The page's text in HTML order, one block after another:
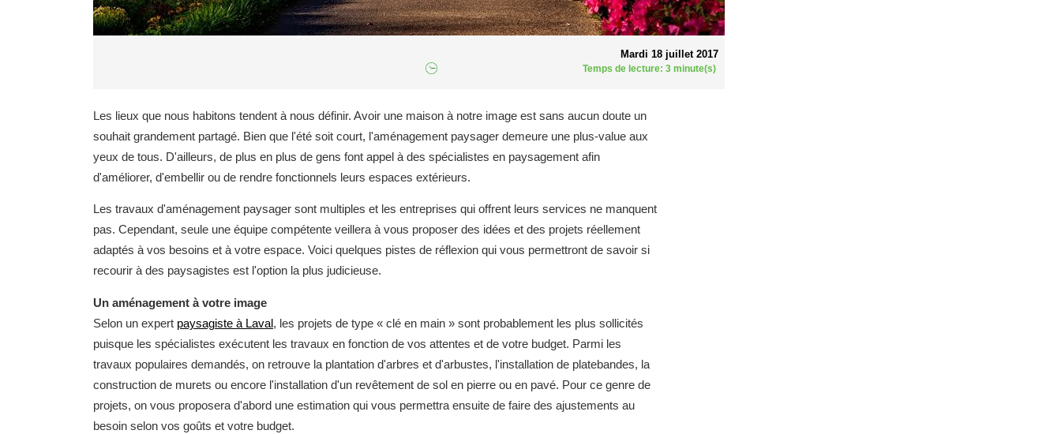
Mardi 18 juillet 2017
Temps de lecture: 3 minute(s)
Les lieux que nous habitons tendent à nous définir. Avoir une maison à notre image est sans aucun doute un
souhait grandement partagé. Bien que l'été soit court, l'aménagement paysager demeure une plus-value aux
yeux de tous. D'ailleurs, de plus en plus de gens font appel à des spécialistes en paysagement afin
d'améliorer, d'embellir ou de rendre fonctionnels leurs espaces extérieurs.
Les travaux d'aménagement paysager sont multiples et les entreprises qui offrent leurs services ne manquent
pas. Cependant, seule une équipe compétente veillera à vous proposer des idées et des projets réellement
adaptés à vos besoins et à votre espace. Voici quelques pistes de réflexion qui vous permettront de savoir si
recourir à des paysagistes est l'option la plus judicieuse.
Un aménagement à votre image
Selon un expert paysagiste à Laval , les projets de type « clé en main » sont probablement les plus sollicités
puisque les spécialistes exécutent les travaux en fonction de vos attentes et de votre budget. Parmi les
travaux populaires demandés, on retrouve la plantation d'arbres et d'arbustes, l'installation de platebandes, la
construction de murets ou encore l'installation d'un revêtement de sol en pierre ou en pavé. Pour ce genre de
projets, on vous proposera d'abord une estimation qui vous permettra ensuite de faire des ajustements au
besoin selon vos goûts et votre budget.